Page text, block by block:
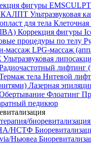
фигуры
Ультразвуковая
для тела
Коррекция фигуры
процедуры по телу
массаж LPG-массаж
Ультразвуковая
лифтинг
тела Нитевой
Лазерная
Флоатинг
педикюр
НСТФ
Ньювеа